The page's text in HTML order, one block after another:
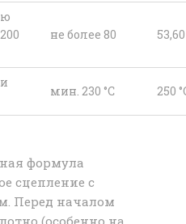
не более 80 53,60
мин. 230 °C 250
формула
сцепление с
Перед началом